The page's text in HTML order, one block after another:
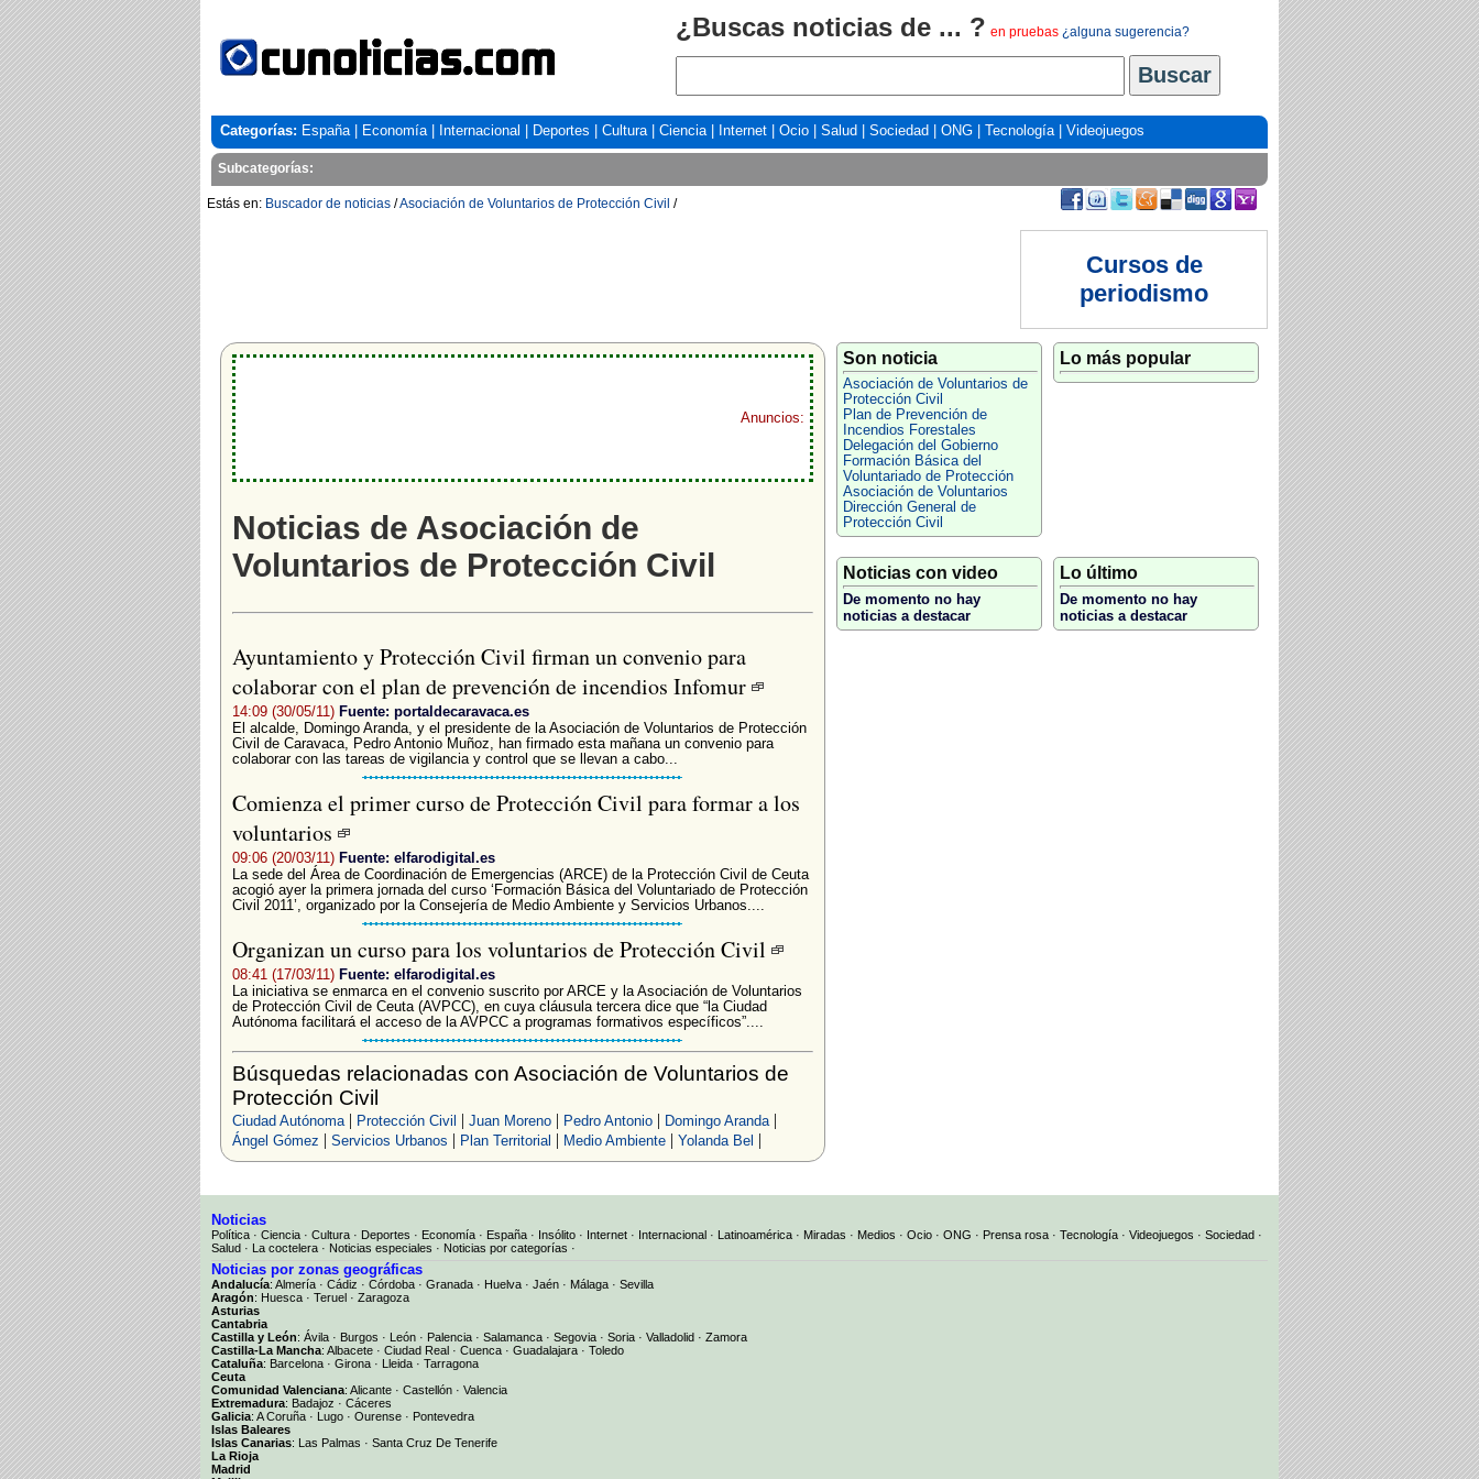
¿Buscas noticias de ... ? en pruebas ¿alguna sugerencia?
Categorías: España| Economía| Internacional Deportes Cultura| Ciencia| Internet Ocio Salud Sociedad ONG Tecnología| Videojuegos
Subcategorías:
Estás en: Buscador de noticias /Asociación de Voluntarios de Protección Civil /
Cursos de
periodismo
Anuncios:
Noticias de Asociación de
Voluntarios de Protección Civil
Ayuntamiento y Protección Civil firman un convenio para
colaborar con el plan de prevención de incendios Infomur
14:09 (30/05/11) Fuente: portaldecaravaca.es
El alcalde, Domingo Aranda, y el presidente de la Asociación de Voluntarios de Protección
Civil de Caravaca, Pedro Antonio Muñoz, han firmado esta mañana un convenio para
colaborar con las tareas de vigilancia y control que se llevan a cabo...
Comienza el primer curso de Protección Civil para formar a los
voluntarios
09:06 (20/03/11) Fuente: elfarodigital.es
La sede del Área de Coordinación de Emergencias (ARCE) de la Protección Civil de Ceuta
acogió ayer la primera jornada del curso ‘Formación Básica del Voluntariado de Protección
Civil 2011’, organizado por la Consejería de Medio Ambiente y Servicios Urbanos....
Organizan un curso para los voluntarios de Protección Civil
08:41 (17/03/11) Fuente: elfarodigital.es
La iniciativa se enmarca en el convenio suscrito por ARCE y la Asociación de Voluntarios
de Protección Civil de Ceuta (AVPCC), en cuya cláusula tercera dice que “la Ciudad
Autónoma facilitará el acceso de la AVPCC a programas formativos específicos”....
Búsquedas relacionadas con Asociación de Voluntarios de
Protección Civil
Ciudad Autónoma| Protección Civil | Juan Moreno| Pedro Antonio| Domingo Aranda|
Ángel Gómez | Servicios Urbanos | Plan Territorial | Medio Ambiente| Yolanda Bel |
Son noticia
Asociación de Voluntarios de
Protección Civil
Plan de Prevención de
Incendios Forestales
Delegación del Gobierno
Formación Básica del
Voluntariado de Protección
Asociación de Voluntarios
Dirección General de
Protección Civil
Lo más popular
Noticias con video
De momento no hay
noticias a destacar
Lo último
De momento no hay
noticias a destacar
Noticias
Política · Ciencia · Cultura · Deportes · Economía · España · Insólito · Internet · Internacional · Latinoamérica · Miradas · Medios · Ocio · ONG · Prensa rosa · Tecnología · Videojuegos · Sociedad ·
Salud · La coctelera · Noticias especiales · Noticias por categorías ·
Noticias por zonas geográficas
Andalucía: Almería · Cádiz · Córdoba · Granada · Huelva · Jaén · Málaga · Sevilla
Aragón: Huesca · Teruel · Zaragoza
Asturias
Cantabria
Castilla y León: Ávila · Burgos · León · Palencia · Salamanca · Segovia · Soria · Valladolid · Zamora
Castilla-La Mancha: Albacete · Ciudad Real · Cuenca · Guadalajara · Toledo
Cataluña: Barcelona · Girona · Lleida · Tarragona
Ceuta
Comunidad Valenciana: Alicante · Castellón · Valencia
Extremadura: Badajoz · Cáceres
Galicia: A Coruña · Lugo · Ourense · Pontevedra
Islas Baleares
Islas Canarias: Las Palmas · Santa Cruz De Tenerife
La Rioja
Madrid